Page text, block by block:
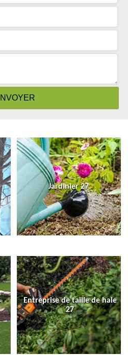
Jardinier 27
Entreprise de taille de haie
27